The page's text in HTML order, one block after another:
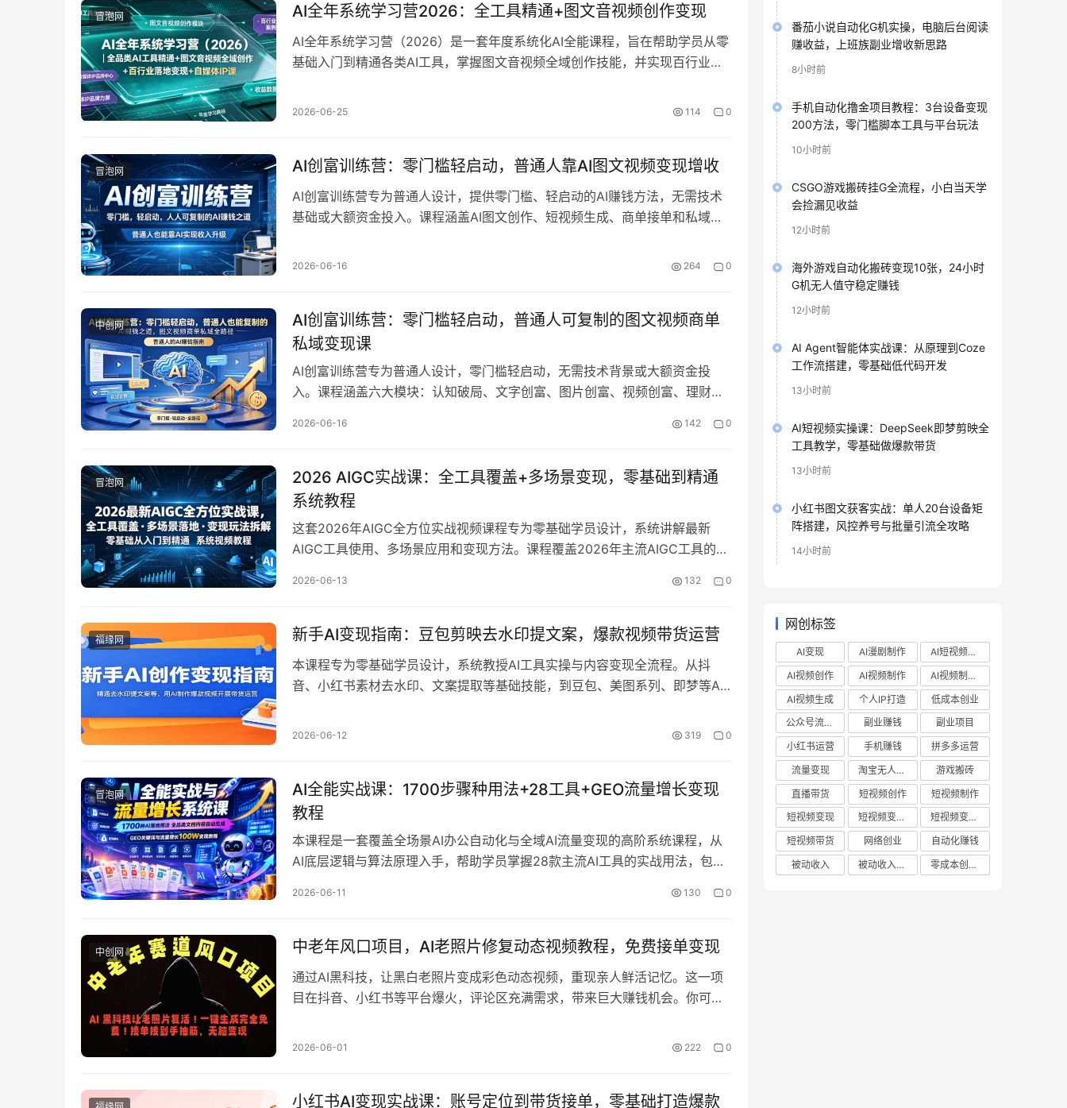
冒泡网 AI全年系统学习营2026：全工具精通+图文音视频创作变现
AI全年系统学习营（2026）是一套年度系统化AI全能课程，旨在帮助学员从零
基础入门到精通各类AI工具，掌握图文音视频全域创作技能，并实现百行业落
业接单和副业变现。课程持续更新2026年最新AI工具玩法，包括即梦
可变现的AI完整能力体系。
2026-06-25 114 0
冒泡网 AI创富训练营：零门槛轻启动，普通人靠AI图文视频变现增收
AI创富训练营专为普通人设计，提供零门槛、轻启动的AI赚钱方法，无需技术
基础或大额资金投入。课程涵盖AI图文创作、短视频生成、商单接单和私域变
2026-06-16 264 0
中创网
AI创富训练营：零门槛轻启动，普通人可复制的图文视频商单
私域变现课
AI创富训练营专为普通人设计，零门槛轻启动，无需技术背景或大额资金投
入。课程涵盖六大模块：认知破局、文字创富、图片创富、视频创富、理财创
程实操教学。适合零基础小白、上班族、宝妈等希望利用碎片时间开启AI副业
刻。
2026-06-16 142 0
冒泡网
2026 AIGC实战课：全工具覆盖+多场景变现，零基础到精通
系统教程
这套2026年AIGC全方位实战视频课程专为零基础学员设计，系统讲解最新
AIGC工具使用、多场景应用和变现方法。课程覆盖2026年主流AIGC工具的高
用，并详细拆解最新的AIGC变现玩法。适合职场人士、内容创作者、设计师、
率或实现商业变现。课程内容包含大量实战案例和直播录屏，构建完整的AIGC
2026-06-13 132 0
福缘网 新手AI变现指南：豆包剪映去水印提文案，爆款视频带货运营
本课程专为零基础学员设计，系统教授AI工具实操与内容变现全流程。从抖
音、小红书素材去水印、文案提取等基础技能，到豆包、美图系列、即梦等AI
含橱窗开通、账号运营、AI视频发布规范等实用内容，并重点讲解图文/视频提
2026-06-12 319 0
冒泡网
AI全能实战课：1700步骤种用法+28工具+GEO流量增长变现
教程
本课程是一套覆盖全场景AI办公自动化与全域AI流量变现的高阶系统课程，从
AI底层逻辑与算法原理入手，帮助学员掌握28款主流AI工具的实战用法，包含
（PPT/Excel/视频等）、GEO关键词优化、自然流量增长等核心技能，适合职
量变现。
2026-06-11 130 0
中创网 中老年风口项目，AI老照片修复动态视频教程，免费接单变现
通过AI黑科技，让黑白老照片变成彩色动态视频，重现亲人鲜活记忆。这一项
目在抖音、小红书等平台爆火，评论区充满需求，带来巨大赚钱机会。你可以
修复一张照片收费9.9到69.9元，利用AI几分钟即可完成，变现轻松。教程包含
2026-06-01 222 0
小红书AI变现实战课：账号定位到带货接单，零基础打造爆款
番茄小说自动化G机实操，电脑后台阅读
赚收益，上班族副业增收新思路
8小时前
手机自动化撸金项目教程：3台设备变现
200方法，零门槛脚本工具与平台玩法
10小时前
CSGO游戏搬砖挂G全流程，小白当天学
会捡漏见收益
12小时前
海外游戏自动化搬砖变现10张，24小时
G机无人值守稳定赚钱
12小时前
AI Agent智能体实战课：从原理到Coze
工作流搭建，零基础低代码开发
13小时前
AI短视频实操课：DeepSeek即梦剪映全
工具教学，零基础做爆款带货
13小时前
小红书图文获客实战：单人20台设备矩
阵搭建，风控养号与批量引流全攻略
14小时前
网创标签
AI变现 AI漫剧制作
AI短视频制作
AI视频创作
AI视频制作
AI视频制作教程
AI视频生成
个人IP打造
低成本创业
公众号流量主
副业赚钱
副业项目
小红书运营
手机赚钱
拼多多运营
流量变现
淘宝无人直播
游戏搬砖
直播带货
短视频创作
短视频制作
短视频变现
短视频变现技巧
短视频变现方法
短视频带货
网络创业
自动化赚钱
被动收入
被动收入项目 零成本创业项目